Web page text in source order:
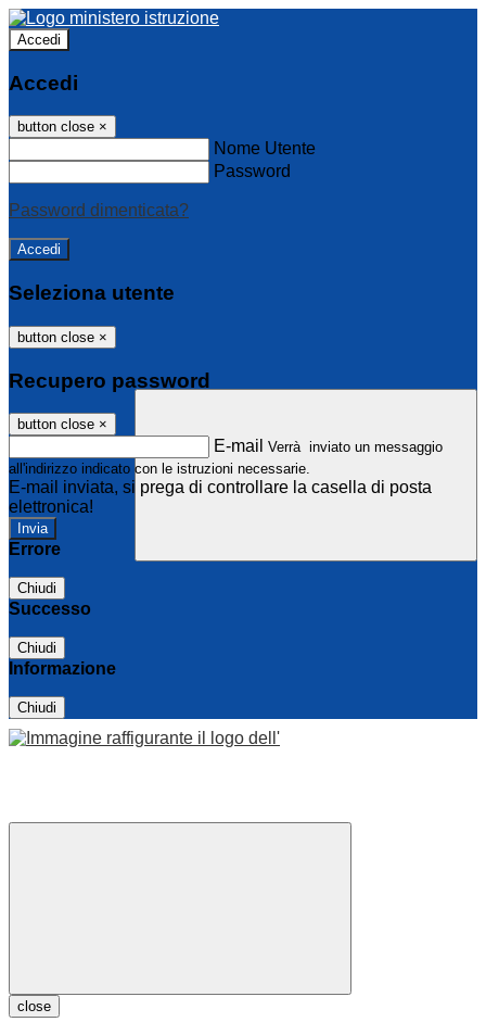
Accedi
Accedi
button close ×
Nome Utente
Password
Password dimenticata?
Seleziona utente
button close ×
Recupero password
button close ×
E-mail Verrà inviato un messaggio
all'indirizzo indicato con le istruzioni necessarie.
E-mail inviata, si prega di controllare la casella di posta
elettronica!
Errore
Chiudi
Successo
Chiudi
Informazione
Chiudi
close